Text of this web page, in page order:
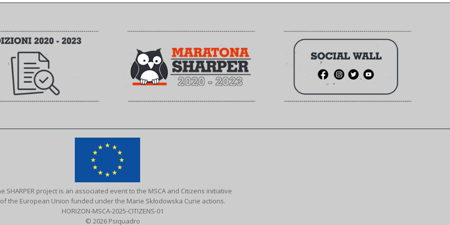
SHARPER project is an associated event to the MSCA and Citizens initiative
of the European Union funded under the Marie Skłodowska Curie actions.
HORIZON-MSCA-2025-CITIZENS-01
© 2026 Psiquadro